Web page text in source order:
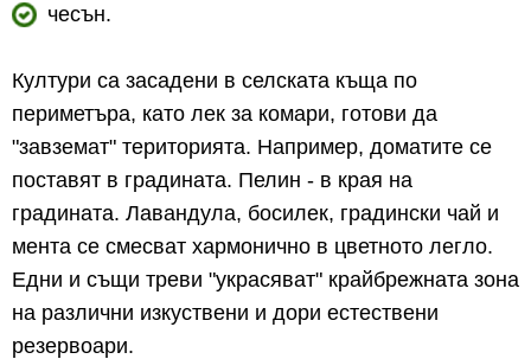
чесън.
Култури са засадени в селската къща по
периметъра, като лек за комари, готови да
"завземат" територията. Например, доматите се
поставят в градината. Пелин - в края на
градината. Лавандула, босилек, градински чай и
мента се смесват хармонично в цветното легло.
Едни и същи треви "украсяват" крайбрежната зона
на различни изкуствени и дори естествени
резервоари.